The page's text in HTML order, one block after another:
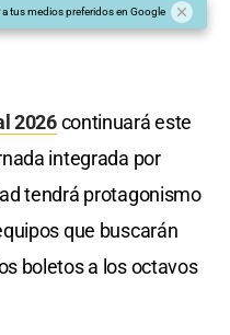
a tus medios preferidos en Google
2026continuará este
integrada por
tendrá protagonismo
que buscarán
boletos a los octavos